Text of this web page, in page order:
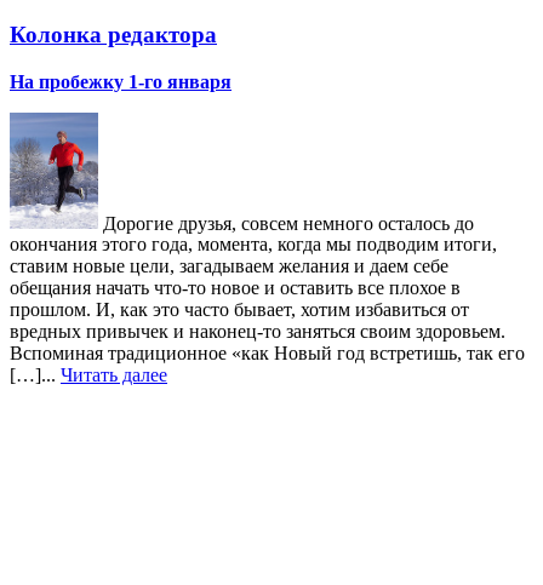
Колонка редактора
На пробежку 1-го января
Дорогие друзья, совсем немного осталось до
окончания этого года, момента, когда мы подводим итоги,
ставим новые цели, загадываем желания и даем себе
обещания начать что-то новое и оставить все плохое в
прошлом. И, как это часто бывает, хотим избавиться от
вредных привычек и наконец-то заняться своим здоровьем.
Вспоминая традиционное «как Новый год встретишь, так его
[…]... Читать далее